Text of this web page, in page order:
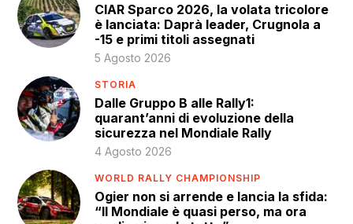
CIAR Sparco 2026, la volata tricolore
è lanciata: Daprà leader, Crugnola a
-15 e primi titoli assegnati
5 Agosto 2026
STORIA
Dalle Gruppo B alle Rally1:
quarant’anni di evoluzione della
sicurezza nel Mondiale Rally
4 Agosto 2026
WORLD RALLY CHAMPIONSHIP
Ogier non si arrende e lancia la sfida:
“Il Mondiale è quasi perso, ma ora